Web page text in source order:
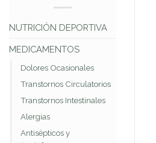
NUTRICIÓN DEPORTIVA
MEDICAMENTOS
Dolores Ocasionales
Transtornos Circulatorios
Transtornos Intestinales
Alergias
Antisépticos y